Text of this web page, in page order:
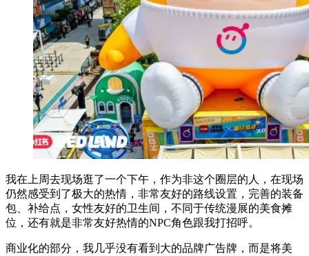
我在上周去现场逛了一个下午，作为非这个圈层的人，在现场
仍然感受到了极大的热情，非常友好的路线设置，完善的装备
包、补给点，女性友好的卫生间，不同于传统漫展的美食摊
位，还有就是非常友好热情的NPC角色跟我打招呼。
商业化的部分，我几乎没有看到大的品牌广告牌，而是将美